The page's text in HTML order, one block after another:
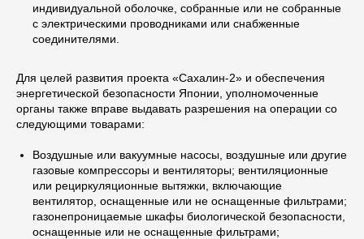
индивидуальной оболочке, собранные или не собранные
с электрическими проводниками или снабженные
соединителями.
Для целей развития проекта «Сахалин-2» и обеспечения
энергетической безопасности Японии, уполномоченные
органы также вправе выдавать разрешения на операции со
следующими товарами:
Воздушные или вакуумные насосы, воздушные или другие
газовые компрессоры и вентиляторы; вентиляционные
или рециркуляционные вытяжки, включающие
вентилятор, оснащенные или не оснащенные фильтрами;
газонепроницаемые шкафы биологической безопасности,
оснащенные или не оснащенные фильтрами;